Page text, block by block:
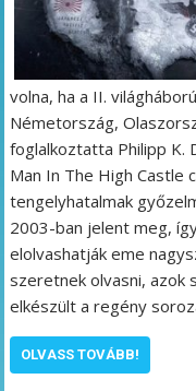
volna, ha a II.
Németország,
foglalkoztatta Philipp K.
Man In The High Castle
tengelyhatalmak
2003-ban jelent meg,
elolvashatják eme
szeretnek olvasni, azok
elkészült a regény
OLVASS TOVÁBB!